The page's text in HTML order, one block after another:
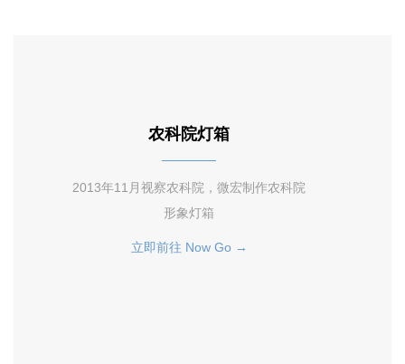
农科院灯箱
2013年11月视察农科院，微宏制作农科院
形象灯箱
立即前往 Now Go →